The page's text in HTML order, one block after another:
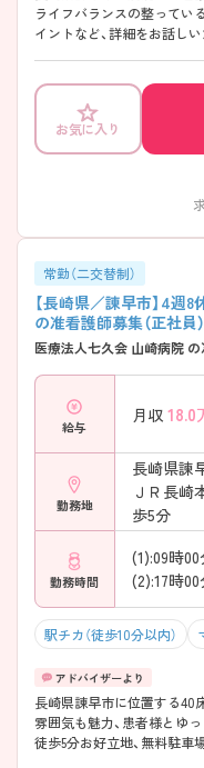
ライフバランスの整ってい
イントなど、詳細をお話し
お気に入り
常勤（二交替制）
【長崎県／諌早市】4
の准看護師募集（正社員）
医療法人七久会 山崎病院
給与
月収 18.0
勤務地
長崎県諫
ＪＲ長崎
歩5分
勤務時間
(1):09時00
(2):17時00
駅チカ（徒歩10分以内）
長崎県諌早市に位置する40
雰囲気も魅力、患者様とゆ
徒歩5分お好立地、無料駐車